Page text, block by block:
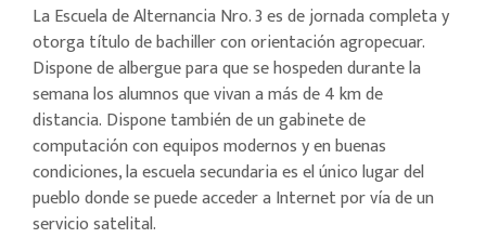
La Escuela de Alternancia Nro. 3 es de jornada completa y
otorga título de bachiller con orientación agropecuar.
Dispone de albergue para que se hospeden durante la
semana los alumnos que vivan a más de 4 km de
distancia. Dispone también de un gabinete de
computación con equipos modernos y en buenas
condiciones, la escuela secundaria es el único lugar del
pueblo donde se puede acceder a Internet por vía de un
servicio satelital.